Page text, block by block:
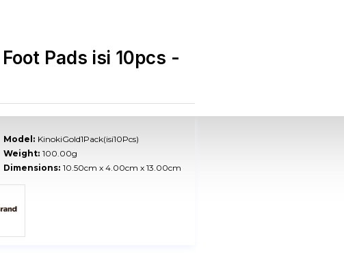
Pads isi 10pcs -
Model: KinokiGold1Pack(isi10Pcs)
Weight: 100.00g
Dimensions: 10.50cm x 4.00cm x 13.00cm